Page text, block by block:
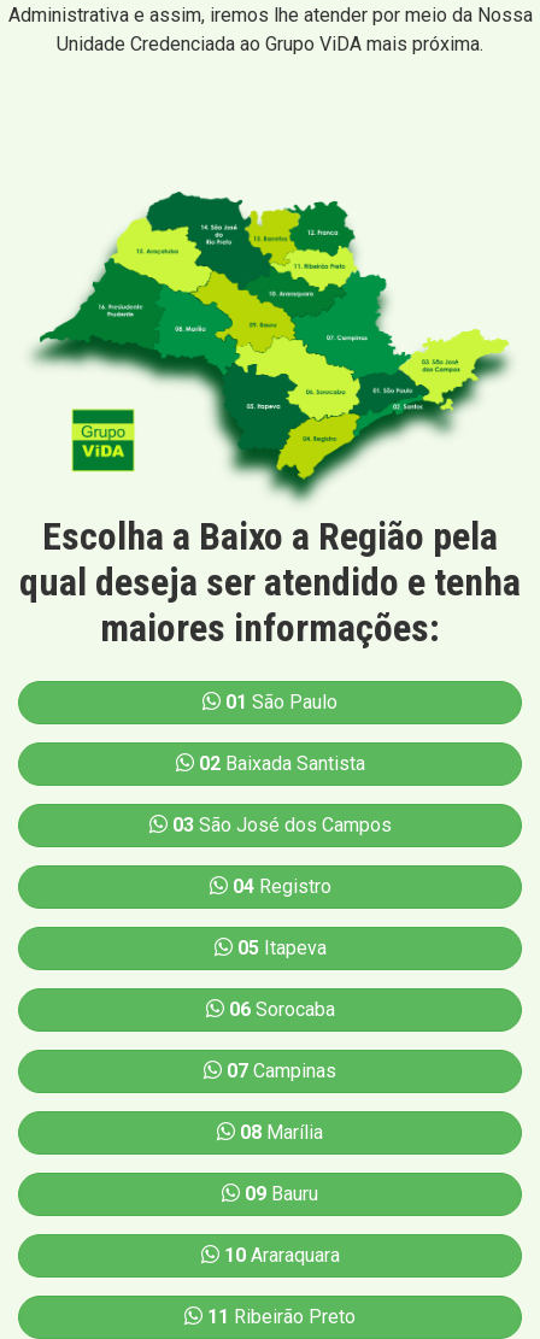
Administrativa e assim, iremos lhe atender por meio da Nossa
Unidade Credenciada ao Grupo ViDA mais próxima.
Escolha a Baixo a Região pela
qual deseja ser atendido e tenha
maiores informações:
01 São Paulo
02Baixada Santista
03São José dos Campos
04Registro
05Itapeva
06Sorocaba
07 Campinas
08 Marília
09 Bauru
10Araraquara
11 Ribeirão Preto